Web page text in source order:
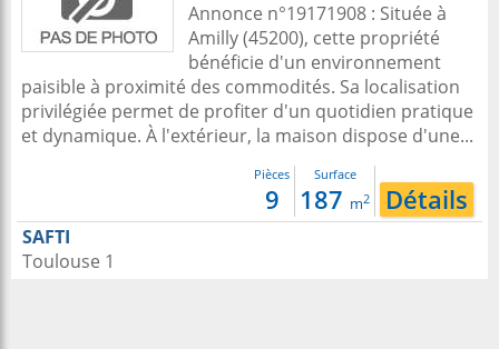
Annonce n°19171908 : Située à
Amilly (45200), cette propriété
bénéficie d'un environnement
paisible à proximité des commodités. Sa localisation
privilégiée permet de profiter d'un quotidien pratique
et dynamique. À l'extérieur, la maison dispose d'une...
Pièces
9
Surface
187 m2 Détails
SAFTI
Toulouse 1